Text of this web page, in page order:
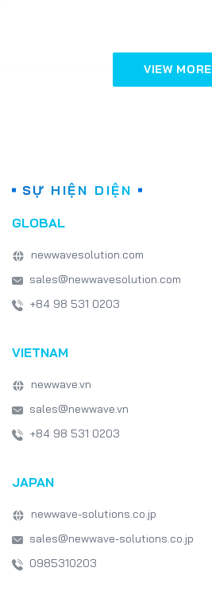
VIEW MORE
SỰ HIỆN DIỆN
GLOBAL
newwavesolution.com
sales@newwavesolution.com
+84 98 531 0203
VIETNAM
newwave.vn
sales@newwave.vn
+84 98 531 0203
JAPAN
newwave-solutions.co.jp
sales@newwave-solutions.co.jp
0985310203